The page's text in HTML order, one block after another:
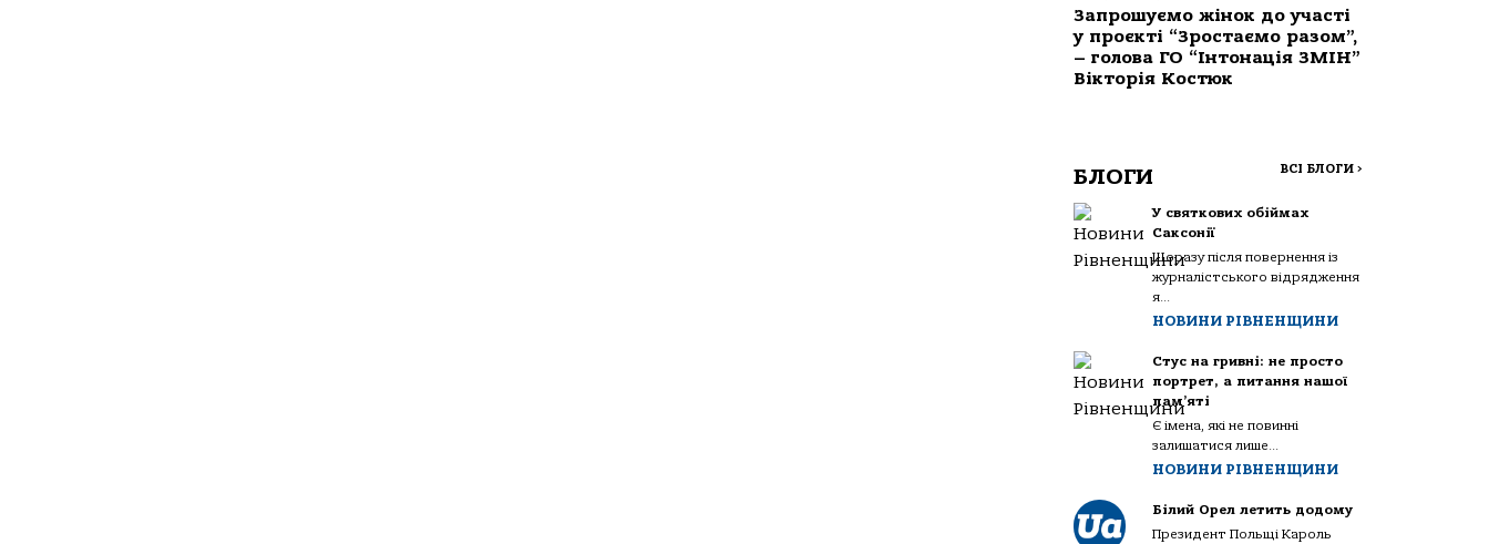
Запрошуємо жінок до участі
у проєкті “Зростаємо разом”,
– голова ГО “Інтонація ЗМІН”
Вікторія Костюк
БЛОГИ ВСІ БЛОГИ >
У святкових обіймах
Саксонії
Щоразу після повернення із
журналістського відрядження
я...
НОВИНИ РІВНЕНЩИНИ
Стус на гривні: не просто
портрет, а питання нашої
пам’яті
Є імена, які не повинні
залишатися лише...
НОВИНИ РІВНЕНЩИНИ
Білий Орел летить додому
Президент Польщі Кароль